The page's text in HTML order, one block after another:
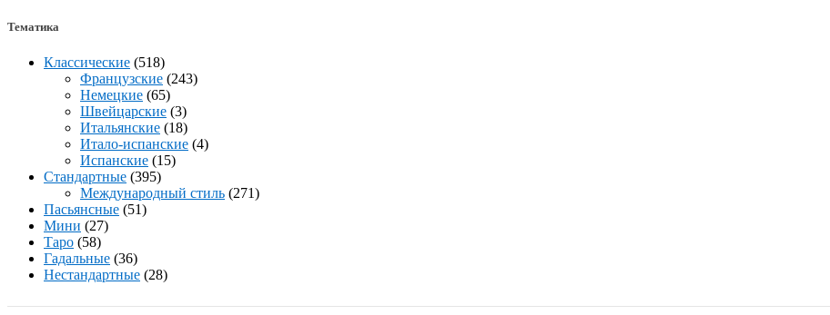
Тематика
Классические (518)
Французские (243)
Немецкие (65)
Швейцарские (3)
Итальянские (18)
Итало-испанские (4)
Испанские (15)
Стандартные (395)
Международный стиль (271)
Пасьянсные (51)
Мини (27)
Таро (58)
Гадальные (36)
Нестандартные (28)